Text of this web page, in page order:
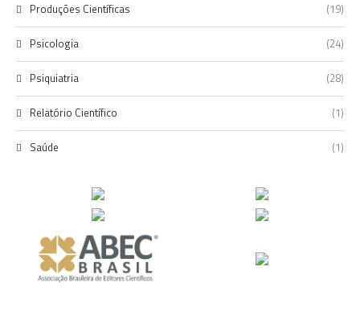
Produções Científicas (19)
Psicologia (24)
Psiquiatria (28)
Relatório Científico (1)
Saúde (1)